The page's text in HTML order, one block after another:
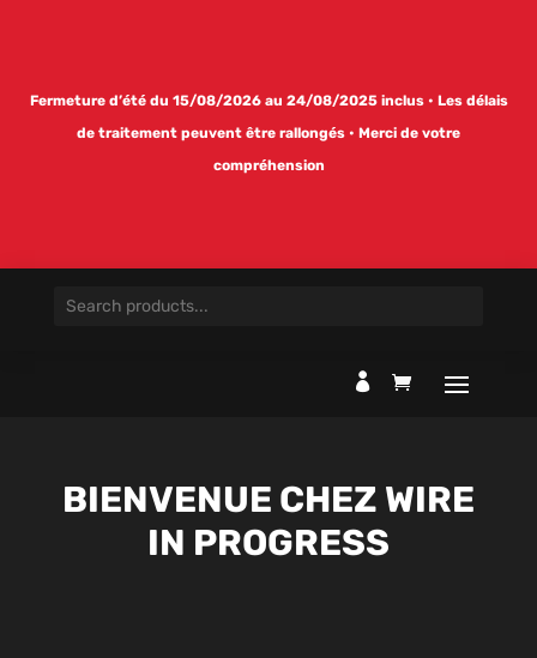
Fermeture d’été du 15/08/2026 au 24/08/2025 inclus • Les délais
de traitement peuvent être rallongés • Merci de votre
compréhension

BIENVENUE CHEZ WIRE
IN PROGRESS